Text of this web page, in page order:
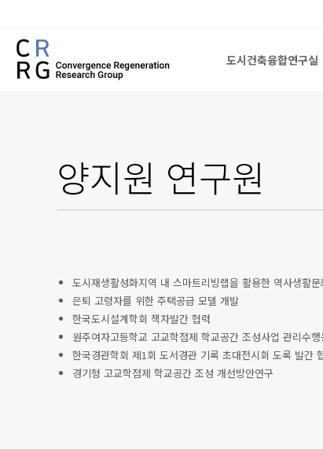
도시건축융합연구실
양지원 연구원
도시재생활성화지역 내 스마트리빙랩을 활용한 역사생활
은퇴 고령자를 위한 주택공급 모델 개발
한국도시설계학회 책자발간 협력
원주여자고등학교 고교학점제 학교공간 조성사업 관리수행
한국경관학회 제1회 도서경관 기록 초대전시회 도록 발간
경기형 고교학점제 학교공간 조성 개선방안연구